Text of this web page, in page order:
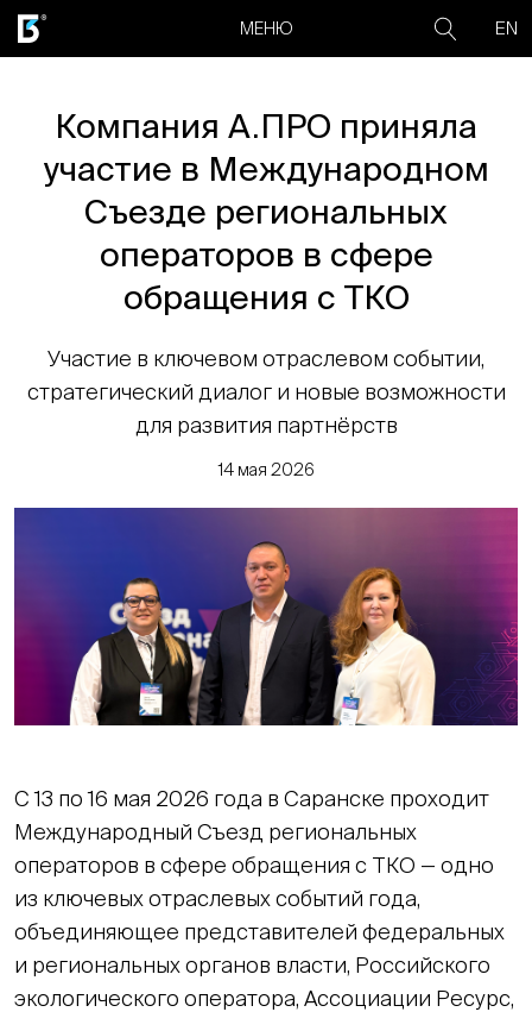
МЕНЮ EN
Компания А.ПРО приняла
участие в Международном
Съезде региональных
операторов в сфере
обращения с ТКО
Участие в ключевом отраслевом событии,
стратегический диалог и новые возможности
для развития партнёрств
14 мая 2026
С 13 по 16 мая 2026 года в Саранске проходит
Международный Съезд региональных
операторов в сфере обращения с ТКО — одно
из ключевых отраслевых событий года,
объединяющее представителей федеральных
и региональных органов власти, Российского
экологического оператора, Ассоциации Ресурс,